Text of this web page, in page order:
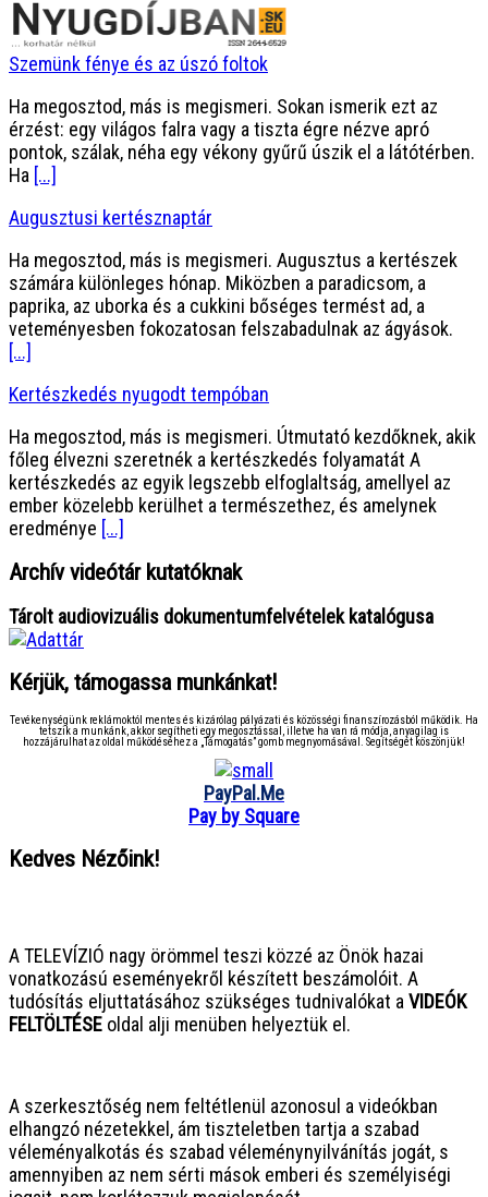
Szemünk fénye és az úszó foltok
Ha megosztod, más is megismeri. Sokan ismerik ezt az
érzést: egy világos falra vagy a tiszta égre nézve apró
pontok, szálak, néha egy vékony gyűrű úszik el a látótérben.
Ha [...]
Augusztusi kertésznaptár
Ha megosztod, más is megismeri. Augusztus a kertészek
számára különleges hónap. Miközben a paradicsom, a
paprika, az uborka és a cukkini bőséges termést ad, a
veteményesben fokozatosan felszabadulnak az ágyások.
[...]
Kertészkedés nyugodt tempóban
Ha megosztod, más is megismeri. Útmutató kezdőknek, akik
főleg élvezni szeretnék a kertészkedés folyamatát A
kertészkedés az egyik legszebb elfoglaltság, amellyel az
ember közelebb kerülhet a természethez, és amelynek
eredménye [...]
Archív videótár kutatóknak
Tárolt audiovizuális dokumentumfelvételek katalógusa
Kérjük, támogassa munkánkat!
Tevékenységünk reklámoktól mentes és kizárólag pályázati és közösségi finanszírozásból működik. Ha
tetszik a munkánk, akkor segítheti egy megosztással, illetve ha van rá módja, anyagilag is
hozzájárulhat az oldal működéséhez a „Támogatás” gomb megnyomásával. Segítségét köszönjük!
PayPal.Me
Pay by Square
Kedves Nézőink!
A TELEVÍZIÓ nagy örömmel teszi közzé az Önök hazai
vonatkozású eseményekről készített beszámolóit. A
tudósítás eljuttatásához szükséges tudnivalókat a VIDEÓK
FELTÖLTÉSE oldal alji menüben helyeztük el.
A szerkesztőség nem feltétlenül azonosul a videókban
elhangzó nézetekkel, ám tiszteletben tartja a szabad
véleményalkotás és szabad véleménynyilvánítás jogát, s
amennyiben az nem sérti mások emberi és személyiségi